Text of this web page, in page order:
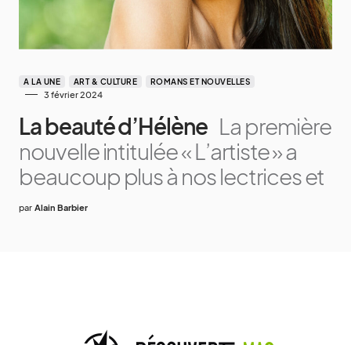
A LA UNE ART & CULTURE ROMANS ET NOUVELLES
3 février 2024
La beauté d’Hélène La première
nouvelle intitulée « L’artiste » a
beaucoup plus à nos lectrices et
par Alain Barbier